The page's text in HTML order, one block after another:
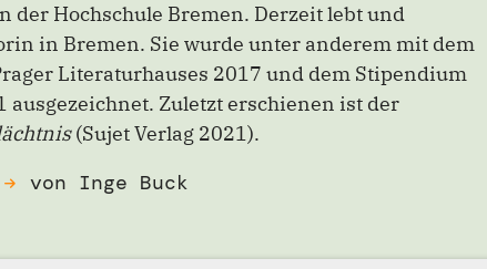
der Hochschule Bremen. Derzeit lebt und
in Bremen. Sie wurde unter anderem mit dem
Literaturhauses 2017 und dem Stipendium
ausgezeichnet. Zuletzt erschienen ist der
(Sujet Verlag 2021).
von Inge Buck